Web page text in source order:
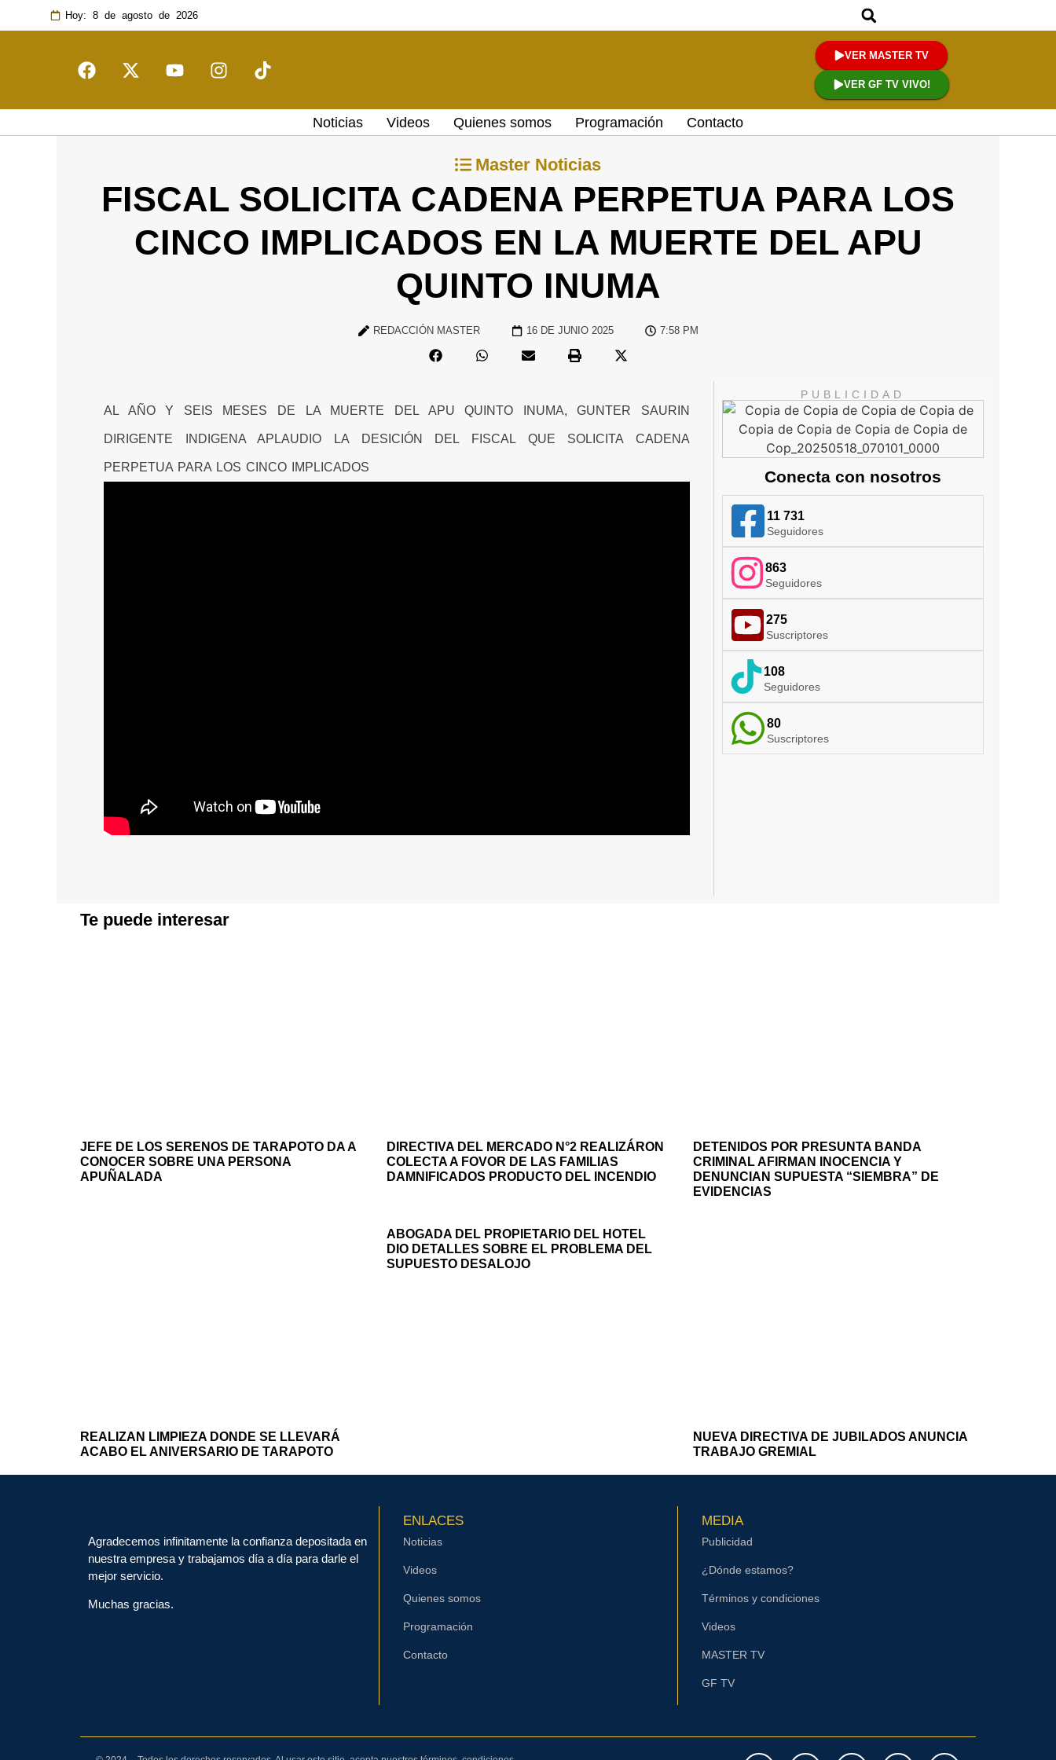
Hoy: 8 de agosto de 2026
VER MASTER TV
VER GF TV VIVO!
Noticias Videos Quienes somos Programación Contacto
Master Noticias
FISCAL SOLICITA CADENA PERPETUA PARA LOS
CINCO IMPLICADOS EN LA MUERTE DEL APU
QUINTO INUMA
REDACCIÓN MASTER 16 DE JUNIO 2025 7:58 PM
AL AÑO Y SEIS MESES DE LA MUERTE DEL APU QUINTO INUMA, GUNTER SAURIN
DIRIGENTE INDIGENA APLAUDIO LA DESICIÓN DEL FISCAL QUE SOLICITA CADENA
PERPETUA PARA LOS CINCO IMPLICADOS
PUBLICIDAD
Conecta con nosotros
11 731
Seguidores
863
Seguidores
275
Suscriptores
108
Seguidores
80
Suscriptores
Te puede interesar
JEFE DE LOS SERENOS DE TARAPOTO DA A
CONOCER SOBRE UNA PERSONA
APUÑALADA
DIRECTIVA DEL MERCADO N°2 REALIZÁRON
COLECTA A FOVOR DE LAS FAMILIAS
DAMNIFICADOS PRODUCTO DEL INCENDIO
DETENIDOS POR PRESUNTA BANDA
CRIMINAL AFIRMAN INOCENCIA Y
DENUNCIAN SUPUESTA “SIEMBRA” DE
EVIDENCIAS
REALIZAN LIMPIEZA DONDE SE LLEVARÁ
ACABO EL ANIVERSARIO DE TARAPOTO
ABOGADA DEL PROPIETARIO DEL HOTEL
DIO DETALLES SOBRE EL PROBLEMA DEL
SUPUESTO DESALOJO
NUEVA DIRECTIVA DE JUBILADOS ANUNCIA
TRABAJO GREMIAL
Agradecemos infinitamente la confianza depositada en
nuestra empresa y trabajamos día a día para darle el
mejor servicio.
Muchas gracias.
ENLACES
Noticias
Videos
Quienes somos
Programación
Contacto
MEDIA
Publicidad
¿Dónde estamos?
Términos y condiciones
Videos
MASTER TV
GF TV